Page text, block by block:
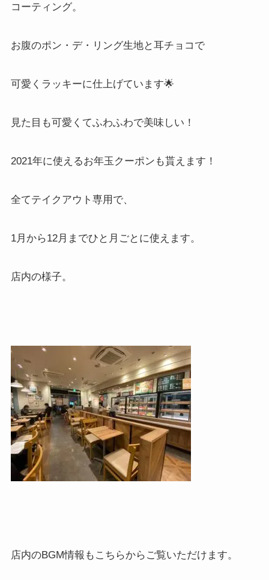
コーティング。
お腹のポン・デ・リング生地と耳チョコで
可愛くラッキーに仕上げています🌟
見た目も可愛くてふわふわで美味しい！
2021年に使えるお年玉クーポンも貰えます！
全てテイクアウト専用で、
1月から12月までひと月ごとに使えます。
店内の様子。
店内のBGM情報もこちらからご覧いただけます。